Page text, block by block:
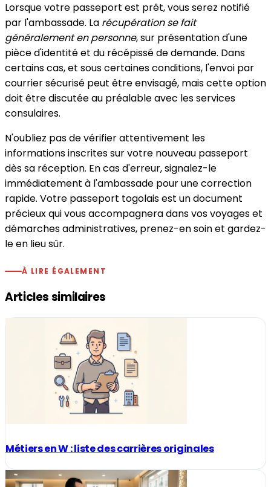
Lorsque votre passeport est prêt, vous serez notifié
par l'ambassade. La récupération se fait
généralement en personne, sur présentation d'une
pièce d'identité et du récépissé de demande. Dans
certains cas, et sous certaines conditions, l'envoi par
courrier sécurisé peut être envisagé, mais cette option
doit être discutée au préalable avec les services
consulaires.
N'oubliez pas de vérifier attentivement les
informations inscrites sur votre nouveau passeport
dès sa réception. En cas d'erreur, signalez-le
immédiatement à l'ambassade pour une correction
rapide. Votre passeport togolais est un document
précieux qui vous accompagnera dans vos voyages et
démarches administratives, prenez-en soin et gardez-
le en lieu sûr.
À LIRE ÉGALEMENT
Articles similaires
Métiers en W : liste des carrières originales